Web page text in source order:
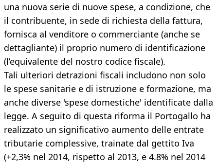
una nuova serie di nuove spese, a condizione, che
il contribuente, in sede di richiesta della fattura,
fornisca al venditore o commerciante (anche se
dettagliante) il proprio numero di identificazione
(l’equivalente del nostro codice fiscale).
Tali ulteriori detrazioni fiscali includono non solo
le spese sanitarie e di istruzione e formazione, ma
anche diverse 'spese domestiche' identificate dalla
legge. A seguito di questa riforma il Portogallo ha
realizzato un significativo aumento delle entrate
tributarie complessive, trainate dal gettito Iva
(+2,3% nel 2014, rispetto al 2013, e 4.8% nel 2014